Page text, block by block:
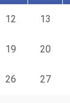
12 13
19 20
26 27